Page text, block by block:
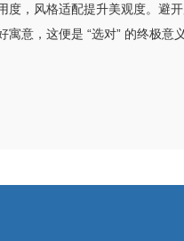
，风格适配提升美观度。避开
意，这便是 “选对” 的终极意义